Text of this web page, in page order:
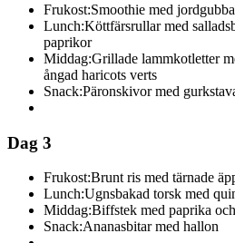
Frukost:Smoothie med
Lunch:Köttfärsrullar med
paprikor
Middag:Grillade lammkotletter
ångad haricots verts
Snack:Päronskivor med
Dag 3
Frukost:Brunt ris med tärnade
Lunch:Ugnsbakad torsk med
Middag:Biffstek med paprika
Snack:Ananasbitar med hallon